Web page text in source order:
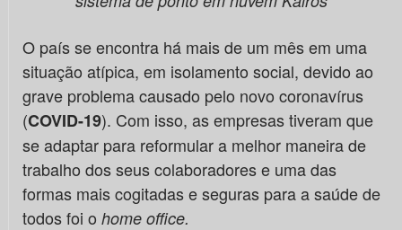
O país se encontra há mais de um mês em uma
situação atípica, em isolamento social, devido ao
grave problema causado pelo novo coronavírus
(COVID-19). Com isso, as empresas tiveram que
se adaptar para reformular a melhor maneira de
trabalho dos seus colaboradores e uma das
formas mais cogitadas e seguras para a saúde de
todos foi o home office.